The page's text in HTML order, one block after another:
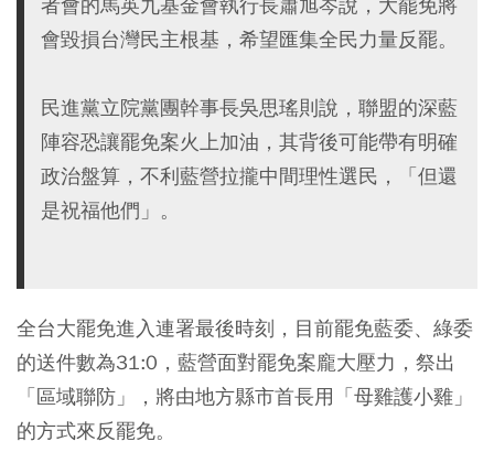
會毀損台灣民主根基，希望匯集全民力量反罷。
民進黨立院黨團幹事長吳思瑤則說，聯盟的深藍
陣容恐讓罷免案火上加油，其背後可能帶有明確
政治盤算，不利藍營拉攏中間理性選民，「但還
是祝福他們」。
全台大罷免進入連署最後時刻，目前罷免藍委、綠委
的送件數為31:0，藍營面對罷免案龐大壓力，祭出
「區域聯防」，將由地方縣市首長用「母雞護小雞」
的方式來反罷免。